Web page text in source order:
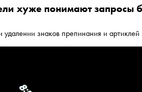
хуже понимают запросы
удалении знаков препинания и артиклей